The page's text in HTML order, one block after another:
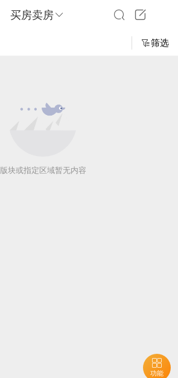
买房卖房
功能
筛选
版块或指定区域暂无内容